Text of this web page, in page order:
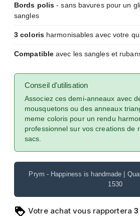
Bords polis - sans bavures pour un
sangles
3 colorisharmonisables avec votre
Compatible avec les sangles et
Conseil d'utilisation
Associez ces demi-anneaux avec
mousquetons ou des anneaux
meme coloris pour un rendu
professionnel sur vos creations de
sacs.
Prym - Happiness is handmade |
1530
Votre achat vous rapportera 3